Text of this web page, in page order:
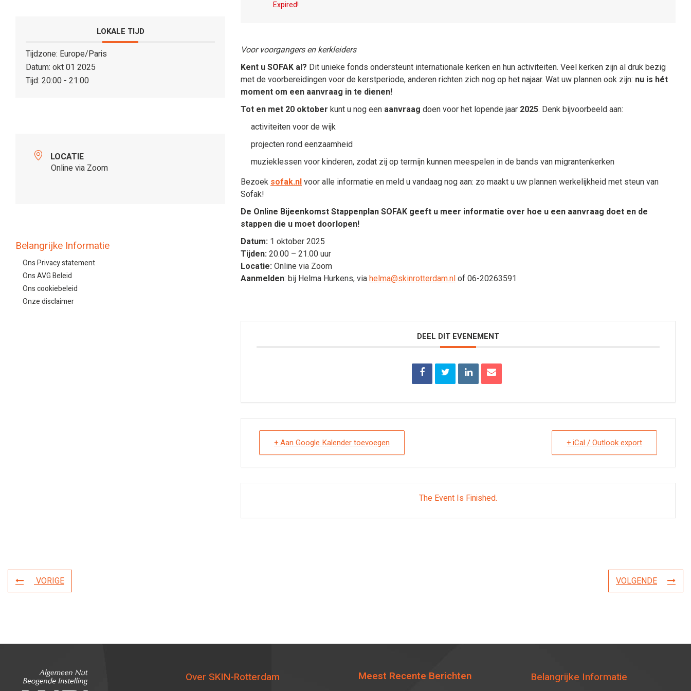
LOKALE TIJD
Tijdzone: Europe/Paris
Datum: okt 01 2025
Tijd: 20:00 - 21:00
LOCATIE
Online via Zoom
Belangrijke Informatie
Ons Privacy statement
Ons AVG Beleid
Ons cookiebeleid
Onze disclaimer
Expired!
Voor voorgangers en kerkleiders
Kent u SOFAK al? Dit unieke fonds ondersteunt internationale kerken en hun activiteiten. Veel kerken zijn al druk bezig
met de voorbereidingen voor de kerstperiode, anderen richten zich nog op het najaar. Wat uw plannen ook zijn: nu is hét
moment om een aanvraag in te dienen!
Tot en met 20 oktober kunt u nog een aanvraag doen voor het lopende jaar 2025. Denk bijvoorbeeld aan:
activiteiten voor de wijk
projecten rond eenzaamheid
muzieklessen voor kinderen, zodat zij op termijn kunnen meespelen in de bands van migrantenkerken
Bezoek sofak.nl voor alle informatie en meld u vandaag nog aan: zo maakt u uw plannen werkelijkheid met steun van
Sofak!
De Online Bijeenkomst Stappenplan SOFAK geeft u meer informatie over hoe u een aanvraag doet en de
stappen die u moet doorlopen!
Datum: 1 oktober 2025
Tijden: 20.00 – 21.00 uur
Locatie: Online via Zoom
Aanmelden: bij Helma Hurkens, via helma@skinrotterdam.nl of 06-20263591
DEEL DIT EVENEMENT
+ Aan Google Kalender toevoegen + iCal / Outlook export
The Event Is Finished.
VORIGE VOLGENDE
Over SKIN-Rotterdam Meest Recente Berichten Belangrijke Informatie